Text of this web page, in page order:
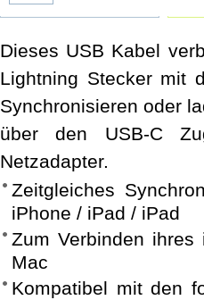
Dieses USB Kabel
Lightning Stecker mit
Synchronisieren oder
über den USB-C
Netzadapter.
Zeitgleiches
iPhone / iPad / iPad
Zum Verbinden
Mac
Kompatibel mit den